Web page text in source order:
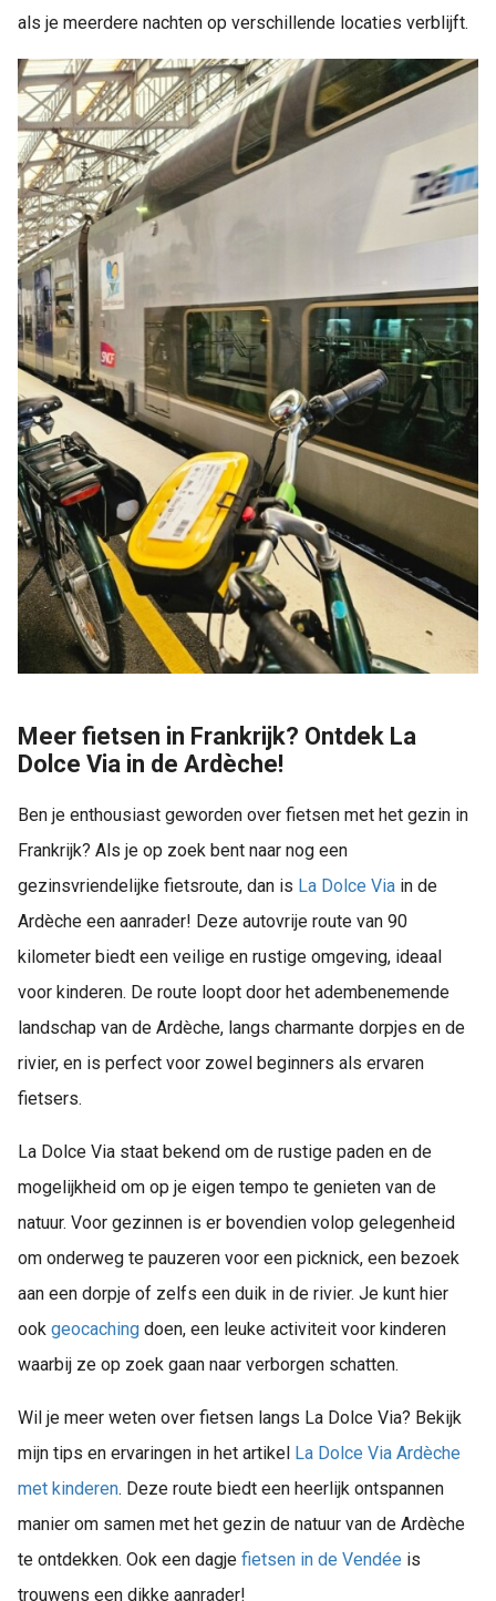
als je meerdere nachten op verschillende locaties verblijft.
Meer fietsen in Frankrijk? Ontdek La
Dolce Via in de Ardèche!
Ben je enthousiast geworden over fietsen met het gezin in
Frankrijk? Als je op zoek bent naar nog een
gezinsvriendelijke fietsroute, dan is La Dolce Via in de
Ardèche een aanrader! Deze autovrije route van 90
kilometer biedt een veilige en rustige omgeving, ideaal
voor kinderen. De route loopt door het adembenemende
landschap van de Ardèche, langs charmante dorpjes en de
rivier, en is perfect voor zowel beginners als ervaren
fietsers.
La Dolce Via staat bekend om de rustige paden en de
mogelijkheid om op je eigen tempo te genieten van de
natuur. Voor gezinnen is er bovendien volop gelegenheid
om onderweg te pauzeren voor een picknick, een bezoek
aan een dorpje of zelfs een duik in de rivier. Je kunt hier
ook geocaching doen, een leuke activiteit voor kinderen
waarbij ze op zoek gaan naar verborgen schatten.
Wil je meer weten over fietsen langs La Dolce Via? Bekijk
mijn tips en ervaringen in het artikel La Dolce Via Ardèche
met kinderen. Deze route biedt een heerlijk ontspannen
manier om samen met het gezin de natuur van de Ardèche
te ontdekken. Ook een dagje fietsen in de Vendée is
trouwens een dikke aanrader!